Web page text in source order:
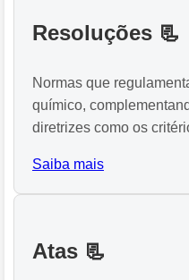
Resoluções 📃
Normas que
químico,
diretrizes como os
Saiba mais
Atas 📃